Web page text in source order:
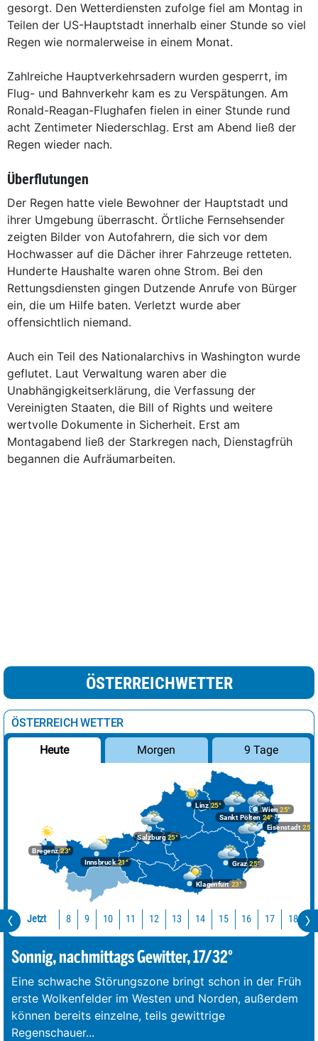
gesorgt. Den Wetterdiensten zufolge fiel am Montag in
Teilen der US-Hauptstadt innerhalb einer Stunde so viel
Regen wie normalerweise in einem Monat.
Zahlreiche Hauptverkehrsadern wurden gesperrt, im
Flug- und Bahnverkehr kam es zu Verspätungen. Am
Ronald-Reagan-Flughafen fielen in einer Stunde rund
acht Zentimeter Niederschlag. Erst am Abend ließ der
Regen wieder nach.
Überflutungen
Der Regen hatte viele Bewohner der Hauptstadt und
ihrer Umgebung überrascht. Örtliche Fernsehsender
zeigten Bilder von Autofahrern, die sich vor dem
Hochwasser auf die Dächer ihrer Fahrzeuge retteten.
Hunderte Haushalte waren ohne Strom. Bei den
Rettungsdiensten gingen Dutzende Anrufe von Bürger
ein, die um Hilfe baten. Verletzt wurde aber
offensichtlich niemand.
Auch ein Teil des Nationalarchivs in Washington wurde
geflutet. Laut Verwaltung waren aber die
Unabhängigkeitserklärung, die Verfassung der
Vereinigten Staaten, die Bill of Rights und weitere
wertvolle Dokumente in Sicherheit. Erst am
Montagabend ließ der Starkregen nach, Dienstagfrüh
begannen die Aufräumarbeiten.
ÖSTERREICHWETTER
ÖSTERREICH WETTER
Heute Morgen 9 Tage
Bregenz23°
Graz25°
Innsbruck21°
Klagenfurt 23°
Linz25°
Salzburg25°
Wien 25°
Eisenstadt 25°
Sankt Pölten 24°
Jetzt 8 9 10 11 12 13 14 15 16 17 18
Sonnig, nachmittags Gewitter, 17/32°
Eine schwache Störungszone bringt schon in der Früh
erste Wolkenfelder im Westen und Norden, außerdem
können bereits einzelne, teils gewittrige
Regenschauer...